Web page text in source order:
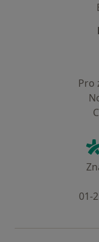
Pro
01-